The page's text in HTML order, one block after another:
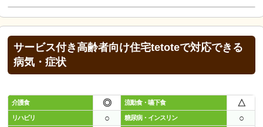
サービス付き高齢者向け住宅tetoteで対応できる
病気・症状
介護食 ◎ 流動食・嚥下食 △
リハビリ ○ 糖尿病・インスリン ○